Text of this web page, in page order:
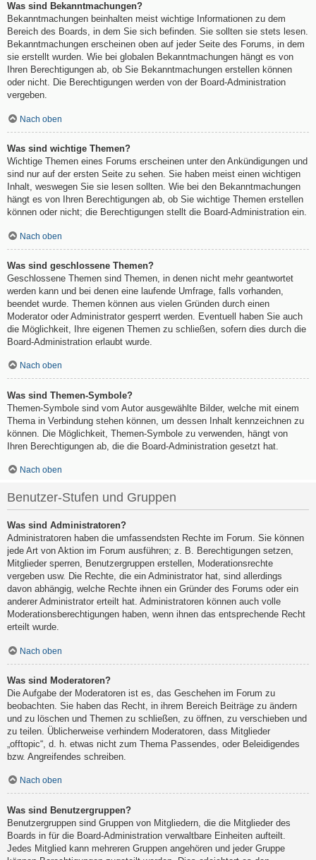
Was sind Bekanntmachungen?
Bekanntmachungen beinhalten meist wichtige Informationen zu dem
Bereich des Boards, in dem Sie sich befinden. Sie sollten sie stets lesen.
Bekanntmachungen erscheinen oben auf jeder Seite des Forums, in dem
sie erstellt wurden. Wie bei globalen Bekanntmachungen hängt es von
Ihren Berechtigungen ab, ob Sie Bekanntmachungen erstellen können
oder nicht. Die Berechtigungen werden von der Board-Administration
vergeben.
Nach oben
Was sind wichtige Themen?
Wichtige Themen eines Forums erscheinen unter den Ankündigungen und
sind nur auf der ersten Seite zu sehen. Sie haben meist einen wichtigen
Inhalt, weswegen Sie sie lesen sollten. Wie bei den Bekanntmachungen
hängt es von Ihren Berechtigungen ab, ob Sie wichtige Themen erstellen
können oder nicht; die Berechtigungen stellt die Board-Administration ein.
Nach oben
Was sind geschlossene Themen?
Geschlossene Themen sind Themen, in denen nicht mehr geantwortet
werden kann und bei denen eine laufende Umfrage, falls vorhanden,
beendet wurde. Themen können aus vielen Gründen durch einen
Moderator oder Administrator gesperrt werden. Eventuell haben Sie auch
die Möglichkeit, Ihre eigenen Themen zu schließen, sofern dies durch die
Board-Administration erlaubt wurde.
Nach oben
Was sind Themen-Symbole?
Themen-Symbole sind vom Autor ausgewählte Bilder, welche mit einem
Thema in Verbindung stehen können, um dessen Inhalt kennzeichnen zu
können. Die Möglichkeit, Themen-Symbole zu verwenden, hängt von
Ihren Berechtigungen ab, die die Board-Administration gesetzt hat.
Nach oben
Benutzer-Stufen und Gruppen
Was sind Administratoren?
Administratoren haben die umfassendsten Rechte im Forum. Sie können
jede Art von Aktion im Forum ausführen; z. B. Berechtigungen setzen,
Mitglieder sperren, Benutzergruppen erstellen, Moderationsrechte
vergeben usw. Die Rechte, die ein Administrator hat, sind allerdings
davon abhängig, welche Rechte ihnen ein Gründer des Forums oder ein
anderer Administrator erteilt hat. Administratoren können auch volle
Moderationsberechtigungen haben, wenn ihnen das entsprechende Recht
erteilt wurde.
Nach oben
Was sind Moderatoren?
Die Aufgabe der Moderatoren ist es, das Geschehen im Forum zu
beobachten. Sie haben das Recht, in ihrem Bereich Beiträge zu ändern
und zu löschen und Themen zu schließen, zu öffnen, zu verschieben und
zu teilen. Üblicherweise verhindern Moderatoren, dass Mitglieder
„offtopic“, d. h. etwas nicht zum Thema Passendes, oder Beleidigendes
bzw. Angreifendes schreiben.
Nach oben
Was sind Benutzergruppen?
Benutzergruppen sind Gruppen von Mitgliedern, die die Mitglieder des
Boards in für die Board-Administration verwaltbare Einheiten aufteilt.
Jedes Mitglied kann mehreren Gruppen angehören und jeder Gruppe